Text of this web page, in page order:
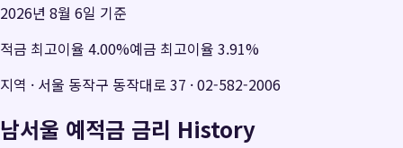
2026년 8월 6일 기준
적금 최고이율 4.00%예금 최고이율 3.91%
지역 · 서울 동작구 동작대로 37 ·02-582-2006
남서울 예적금 금리 History